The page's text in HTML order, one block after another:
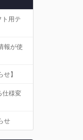
用テ
報が使
】
仕様変
せ